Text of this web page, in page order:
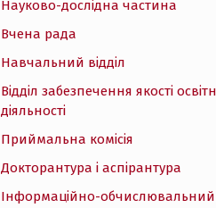
Науково-дослідна частина
Вчена рада
Навчальний відділ
Відділ забезпечення якості
діяльності
Приймальна комісія
Докторантура і аспірантура
Інформаційно-обчислювальний